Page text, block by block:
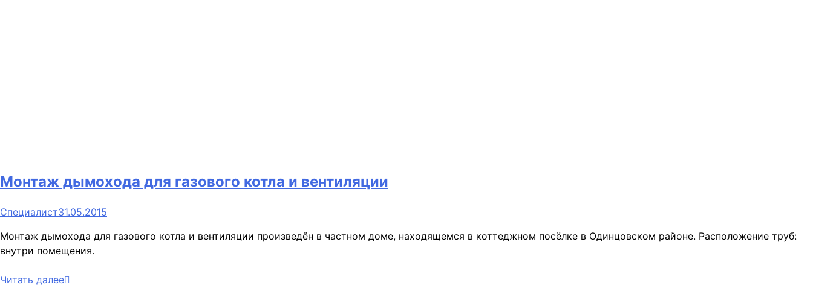
Монтаж дымохода для газового котла и вентиляции
Специалист31.05.2015
Монтаж дымохода для газового котла и вентиляции произведён в частном доме, находящемся в коттеджном посёлке в Одинцовском районе. Расположение труб:
внутри помещения.
Читать далее